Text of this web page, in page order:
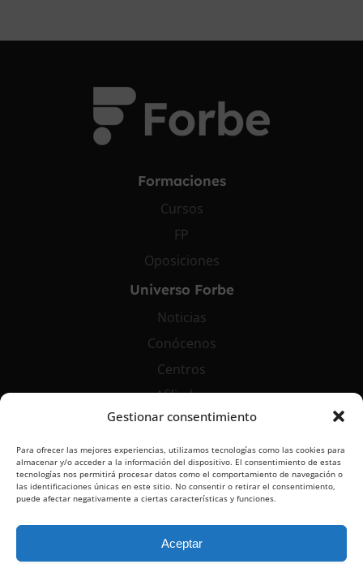
Gestionar consentimiento
Para ofrecer las mejores experiencias, utilizamos tecnologías como las cookies para
almacenar y/o acceder a la información del dispositivo. El consentimiento de estas
tecnologías nos permitirá procesar datos como el comportamiento de navegación o
las identificaciones únicas en este sitio. No consentir o retirar el consentimiento,
puede afectar negativamente a ciertas características y funciones.
Aceptar
Formaciones
Cursos
FP
Oposiciones
Universo Forbe
Noticias
Conócenos
Centros
Afiliados
Contáctanos
info@grupoforbe.com
900 10 20 68